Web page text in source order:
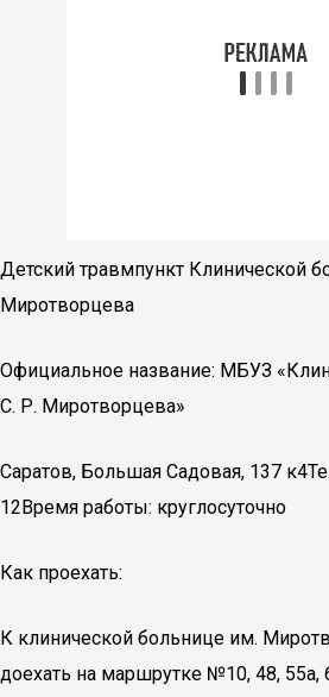
Детский травмпункт Клинической
Миротворцева
Официальное название: МБУЗ
С. Р. Миротворцева»
Саратов, Большая Садовая, 137
12Время работы: круглосуточно
Как проехать:
К клинической больнице им.
доехать на маршрутке №10, 48, 55а,